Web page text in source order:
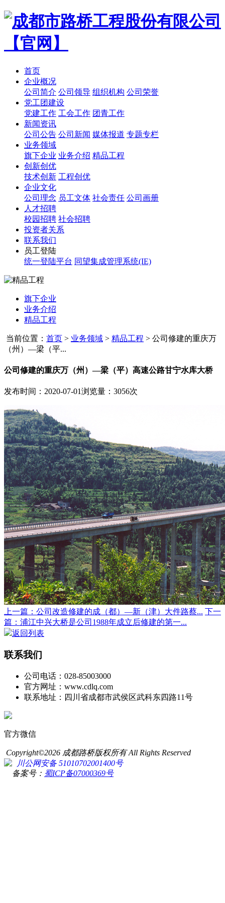
首页
企业概况
公司简介 公司领导 组织机构 公司荣誉
党工团建设
党建工作 工会工作 团青工作
新闻资讯
公司公告 公司新闻 媒体报道 专题专栏
业务领域
旗下企业 业务介绍 精品工程
创新创优
技术创新 工程创优
企业文化
公司理念 员工文体 社会责任 公司画册
人才招聘
校园招聘 社会招聘
投资者关系
联系我们
员工登陆
统一登陆平台 同望集成管理系统(IE)
旗下企业
业务介绍
精品工程
当前位置： 首页 > 业务领域 > 精品工程 > 公司修建的重庆万
（州）—梁（平...
公司修建的重庆万（州）—梁（平）高速公路甘宁水库大桥
发布时间：2020-07-01浏览量：3056次
上一篇：公司改造修建的成（都）—新（津）大件路蔡... 下一
篇：浦江中兴大桥是公司1988年成立后修建的第一...
返回列表
联系我们
公司电话：028-85003000
官方网址：www.cdlq.com
联系地址：四川省成都市武侯区武科东四路11号
官方微信
Copyright©2026 成都路桥版权所有 All Rights Reserved
川公网安备 51010702001400号
备案号： 蜀ICP备07000369号